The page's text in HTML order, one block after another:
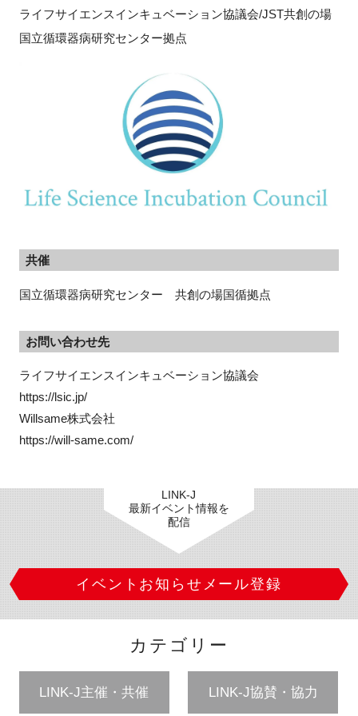
ライフサイエンスインキュベーション協議会/JST共創の場
国立循環器病研究センター拠点
共催
国立循環器病研究センター 共創の場国循拠点
お問い合わせ先
ライフサイエンスインキュベーション協議会
https://lsic.jp/
Willsame株式会社
https://will-same.com/
LINK-J
最新イベント情報を
配信
イベントお知らせメール登録
カテゴリー
LINK-J主催・共催 LINK-J協賛・協力